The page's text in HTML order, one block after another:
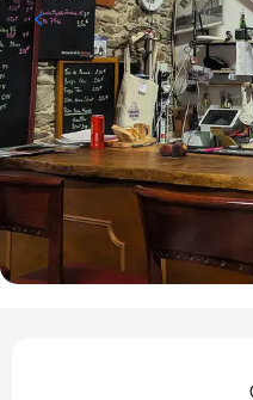
OUVERTURE ET